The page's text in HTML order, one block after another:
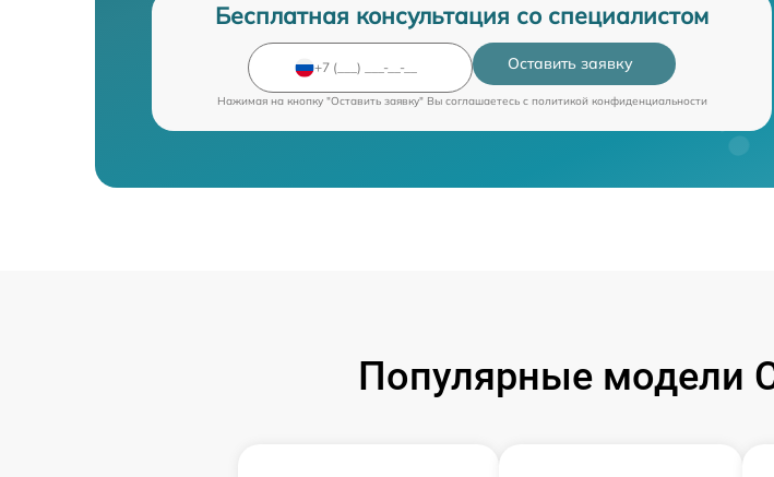
Бесплатная консультация со специалистом
Оставить заявку
Нажимая на кнопку "Оставить заявку" Вы соглашаетесь c политикой конфиденциальности
Популярные модели